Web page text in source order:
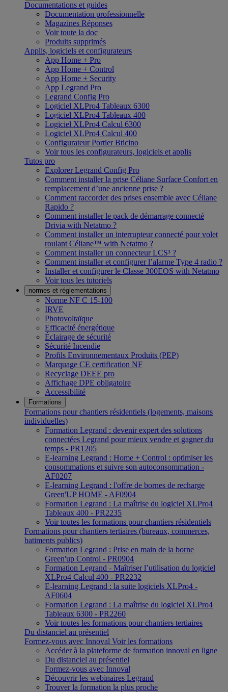
Documentations et guides
Documentation professionnelle
Magazines Réponses
Voir toute la doc
Produits supprimés
Applis, logiciels et configurateurs
App Home + Pro
App Home + Control
App Home + Security
App Legrand Pro
Legrand Config Pro
Logiciel XLPro4 Tableaux 6300
Logiciel XLPro4 Tableaux 400
Logiciel XLPro4 Calcul 6300
Logiciel XLPro4 Calcul 400
Configurateur Portier Bticino
Voir tous les configurateurs, logiciels et applis
Tutos pro
Explorer Legrand Config Pro
Comment installer la prise Céliane Surface Confort en
remplacement d’une ancienne prise ?
Comment raccorder des prises ensemble avec Céliane
Rapido ?
Comment installer le pack de démarrage connecté
Drivia with Netatmo ?
Comment installer un interrupteur connecté pour volet
roulant Céliane™ with Netatmo ?
Comment installer un connecteur LCS³ ?
Comment installer et configurer l’alarme Type 4 radio ?
Installer et configurer le Classe 300EOS with Netatmo
Voir tous les tutoriels
normes et réglementations
Norme NF C 15-100
IRVE
Photovoltaïque
Efficacité énergétique
Éclairage de sécurité
Sécurité Incendie
Profils Environnementaux Produits (PEP)
Marquage CE certification NF
Recyclage DEEE pro
Affichage DPE obligatoire
Accessibilité
Formations
Formations pour chantiers résidentiels (logements, maisons
individuelles)
Formation Legrand : devenir expert des solutions
connectées Legrand pour mieux vendre et gagner du
temps - PR1205
E-learning Legrand : Home + Control : optimiser les
consommations et suivre son autoconsommation -
AF0207
E-learning Legrand : l'offre de bornes de recharge
Green'UP HOME - AF0904
Formation Legrand : La maîtrise du logiciel XLPro4
Tableaux 400 - PR2235
Voir toutes les formations pour chantiers résidentiels
Formations pour chantiers tertiaires (bureaux, commerces,
batiments publics)
Formation Legrand : Prise en main de la borne
Green'up Control - PR0904
Formation Legrand - Maîtriser l’utilisation du logiciel
XLPro4 Calcul 400 - PR2232
E-learning Legrand : la suite logiciels XLPro4 -
AF0604
Formation Legrand : La maîtrise du logiciel XLPro4
Tableaux 6300 - PR2260
Voir toutes les formations pour chantiers tertiaires
Du distanciel au présentiel
Formez-vous avec Innoval Voir les formations
Accéder à la plateforme de formation innoval en ligne
Du distanciel au présentiel
Formez-vous avec Innoval
Découvrir les webinaires Legrand
Trouver la formation la plus proche